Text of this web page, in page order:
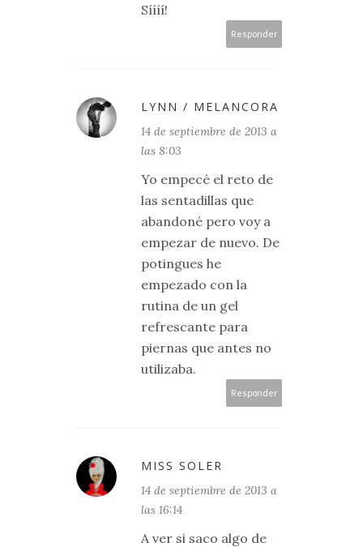
Síííí!
Responder
LYNN / MELANCORA
14 de septiembre de 2013 a
las 8:03
Yo empecé el reto de
las sentadillas que
abandoné pero voy a
empezar de nuevo. De
potingues he
empezado con la
rutina de un gel
refrescante para
piernas que antes no
utilizaba.
Responder
MISS SOLER
14 de septiembre de 2013 a
las 16:14
A ver si saco algo de